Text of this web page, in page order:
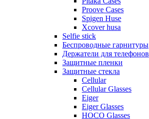
Proove Cases
Spigen Huse
Xcover husa
Selfie stick
Беспроводные гарнитуры
Держатели для телефонов
Защитные пленки
Защитные стекла
Cellular
Cellular Glasses
Eiger
Eiger Glasses
HOCO Glasses